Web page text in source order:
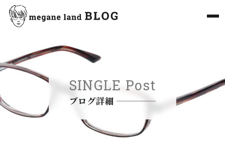
SINGLE Post
ブログ詳細